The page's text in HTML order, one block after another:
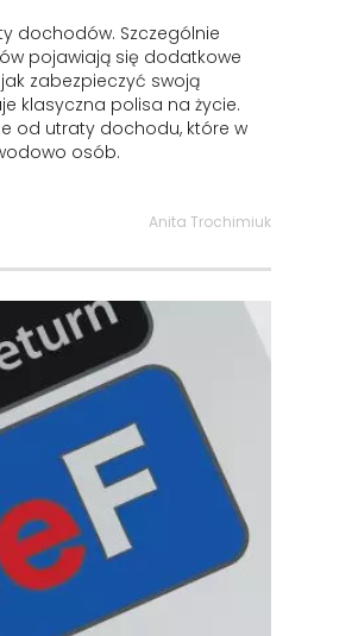
dochodów. Szczególnie
pojawiają się dodatkowe
zabezpieczyć swoją
klasyczna polisa na życie.
od utraty dochodu, które w
osób.
Anita Trochimiuk